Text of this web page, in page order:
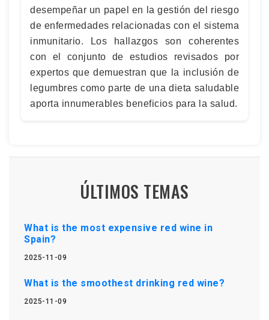
desempeñar un papel en la gestión del riesgo
de enfermedades relacionadas con el sistema
inmunitario. Los hallazgos son coherentes
con el conjunto de estudios revisados por
expertos que demuestran que la inclusión de
legumbres como parte de una dieta saludable
aporta innumerables beneficios para la salud.
ÚLTIMOS TEMAS
What is the most expensive red wine in
Spain?
2025-11-09
What is the smoothest drinking red wine?
2025-11-09